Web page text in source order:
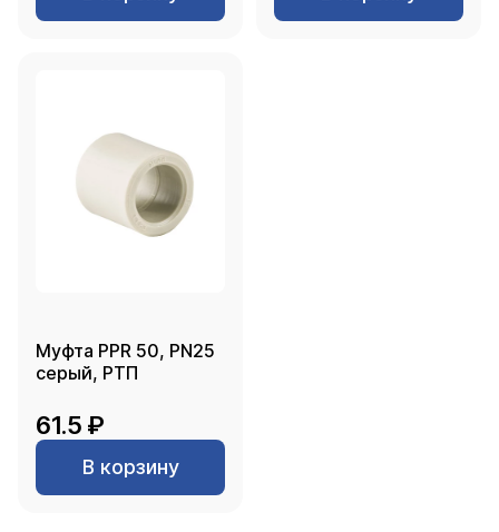
Муфта PPR 50, PN25
серый, РТП
61.5 ₽
В корзину